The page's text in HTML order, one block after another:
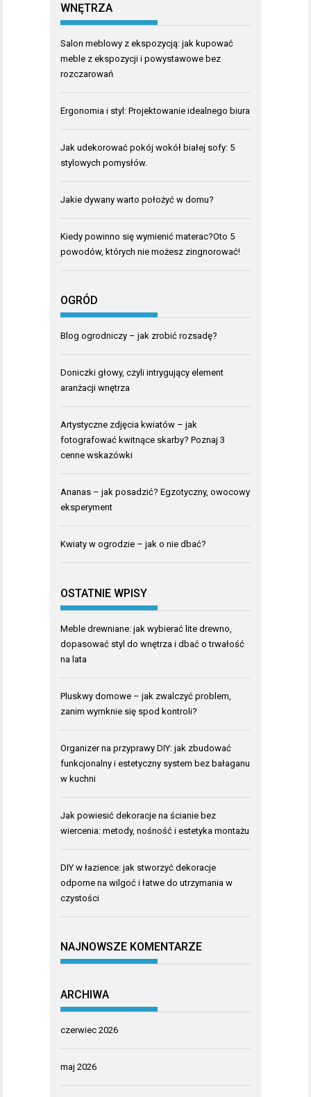
WNĘTRZA
Salon meblowy z ekspozycją: jak kupować
meble z ekspozycji i powystawowe bez
rozczarowań
Ergonomia i styl: Projektowanie idealnego biura
Jak udekorować pokój wokół białej sofy: 5
stylowych pomysłów.
Jakie dywany warto położyć w domu?
Kiedy powinno się wymienić materac?Oto 5
powodów, których nie możesz zingnorować!
OGRÓD
Blog ogrodniczy – jak zrobić rozsadę?
Doniczki głowy, czyli intrygujący element
aranżacji wnętrza
Artystyczne zdjęcia kwiatów – jak
fotografować kwitnące skarby? Poznaj 3
cenne wskazówki
Ananas – jak posadzić? Egzotyczny, owocowy
eksperyment
Kwiaty w ogrodzie – jak o nie dbać?
OSTATNIE WPISY
Meble drewniane: jak wybierać lite drewno,
dopasować styl do wnętrza i dbać o trwałość
na lata
Pluskwy domowe – jak zwalczyć problem,
zanim wymknie się spod kontroli?
Organizer na przyprawy DIY: jak zbudować
funkcjonalny i estetyczny system bez bałaganu
w kuchni
Jak powiesić dekoracje na ścianie bez
wiercenia: metody, nośność i estetyka montażu
DIY w łazience: jak stworzyć dekoracje
odporne na wilgoć i łatwe do utrzymania w
czystości
NAJNOWSZE KOMENTARZE
ARCHIWA
czerwiec 2026
maj 2026